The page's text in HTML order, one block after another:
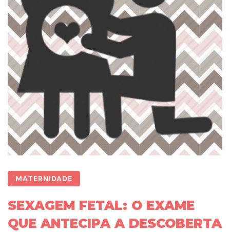
MATERNIDADE
SEXAGEM FETAL: O EXAME
QUE ANTECIPA A DESCOBERTA